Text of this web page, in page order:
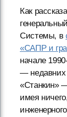
Как
Системы, в
«САПР и
начале
— недавних
«Станкин»
имея